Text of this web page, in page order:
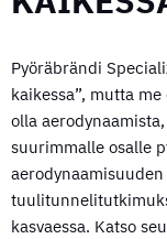
Pyöräbrändi
kaikessa”, mutta
olla
suurimmalle osalle
kasvaessa. Katso